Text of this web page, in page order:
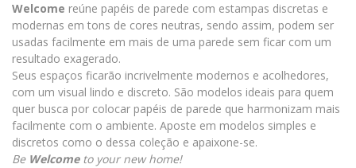
Welcome reúne papéis de parede com estampas discretas e
modernas em tons de cores neutras, sendo assim, podem ser
usadas facilmente em mais de uma parede sem ficar com um
resultado exagerado.
Seus espaços ficarão incrivelmente modernos e acolhedores,
com um visual lindo e discreto. São modelos ideais para quem
quer busca por colocar papéis de parede que harmonizam mais
facilmente com o ambiente. Aposte em modelos simples e
discretos como o dessa coleção e apaixone-se.
Be Welcometo your new home!